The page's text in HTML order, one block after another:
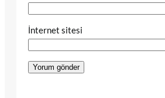
İnternet sitesi